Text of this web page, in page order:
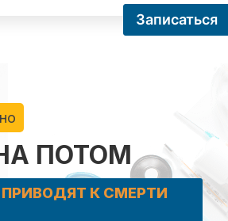
Записаться
ПОТОМ
ПРИВОДЯТ К СМЕРТИ